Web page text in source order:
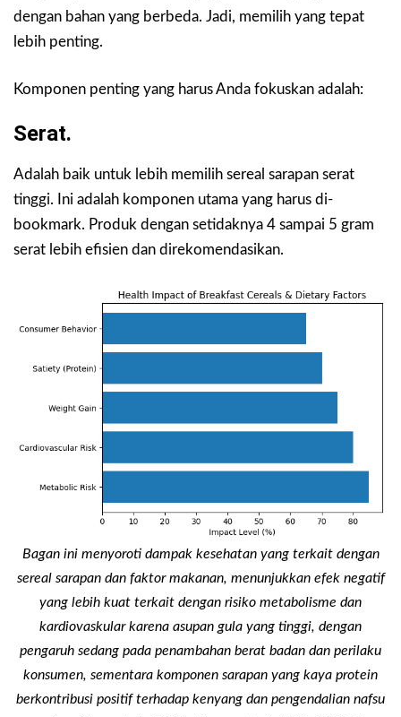
dengan bahan yang berbeda. Jadi, memilih yang tepat
lebih penting.
Komponen penting yang harus Anda fokuskan adalah:
Serat.
Adalah baik untuk lebih memilih sereal sarapan serat
tinggi. Ini adalah komponen utama yang harus di-
bookmark. Produk dengan setidaknya 4 sampai 5 gram
serat lebih efisien dan direkomendasikan.
Bagan ini menyoroti dampak kesehatan yang terkait dengan
sereal sarapan dan faktor makanan, menunjukkan efek negatif
yang lebih kuat terkait dengan risiko metabolisme dan
kardiovaskular karena asupan gula yang tinggi, dengan
pengaruh sedang pada penambahan berat badan dan perilaku
konsumen, sementara komponen sarapan yang kaya protein
berkontribusi positif terhadap kenyang dan pengendalian nafsu